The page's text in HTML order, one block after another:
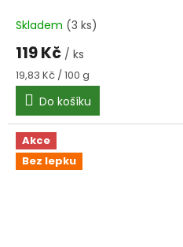
Skladem (3 ks)
119 Kč / ks
Měrná
cena:
19,83 Kč / 100 g
Do košíku
Akce
Bez lepku